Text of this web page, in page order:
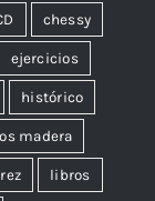
chessy
ejercicios
histórico
madera
libros